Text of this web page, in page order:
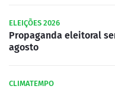
ELEIÇÕES 2026
Propaganda eleitoral
agosto
CLIMATEMPO